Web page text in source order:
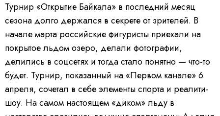
Турнир «Открытие Байкала» в последний месяц
сезона долго держался в секрете от зрителей. В
начале марта российские фигуристы приехали на
покрытое льдом озеро, делали фотографии,
делились в соцсетях и тогда стало понятно — что-то
будет. Турнир, показанный на «Первом канале» 6
апреля, сочетал в себе элементы спорта и реалити-
шоу. На самом настоящем «диком» льду в